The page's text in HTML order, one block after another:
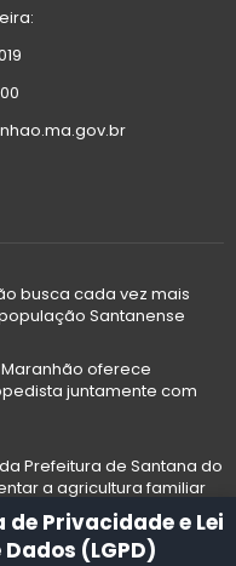
busca cada vez mais
Santanense
oferece
juntamente com
Prefeitura de Santana do
a agricultura familiar
Privacidade e Lei
(LGPD)